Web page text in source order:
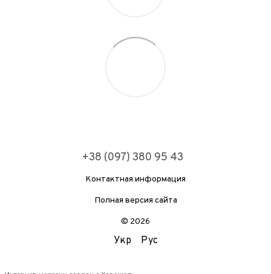
+38 (097) 380 95 43
Контактная информация
Полная версия сайта
© 2026
Укр Рус